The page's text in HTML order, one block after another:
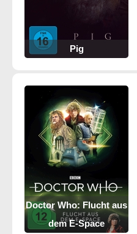
Pig
Doctor Who: Flucht aus
dem E-Space